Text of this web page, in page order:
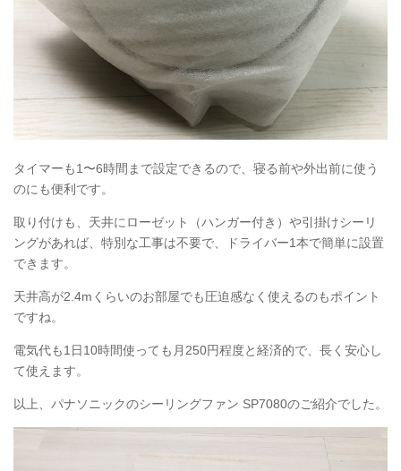
タイマーも1〜6時間まで設定できるので、寝る前や外出前に使う
のにも便利です。
取り付けも、天井にローゼット（ハンガー付き）や引掛けシーリ
ングがあれば、特別な工事は不要で、ドライバー1本で簡単に設置
できます。
天井高が2.4mくらいのお部屋でも圧迫感なく使えるのもポイント
ですね。
電気代も1日10時間使っても月250円程度と経済的で、長く安心し
て使えます。
以上、パナソニックのシーリングファン SP7080のご紹介でした。